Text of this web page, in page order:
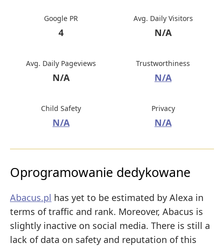
Google PR
4
Avg. Daily Visitors
N/A
Avg. Daily Pageviews
N/A
Trustworthiness
N/A
Child Safety
N/A
Privacy
N/A
Oprogramowanie dedykowane
Abacus.pl has yet to be estimated by Alexa in
terms of traffic and rank. Moreover, Abacus is
slightly inactive on social media. There is still a
lack of data on safety and reputation of this